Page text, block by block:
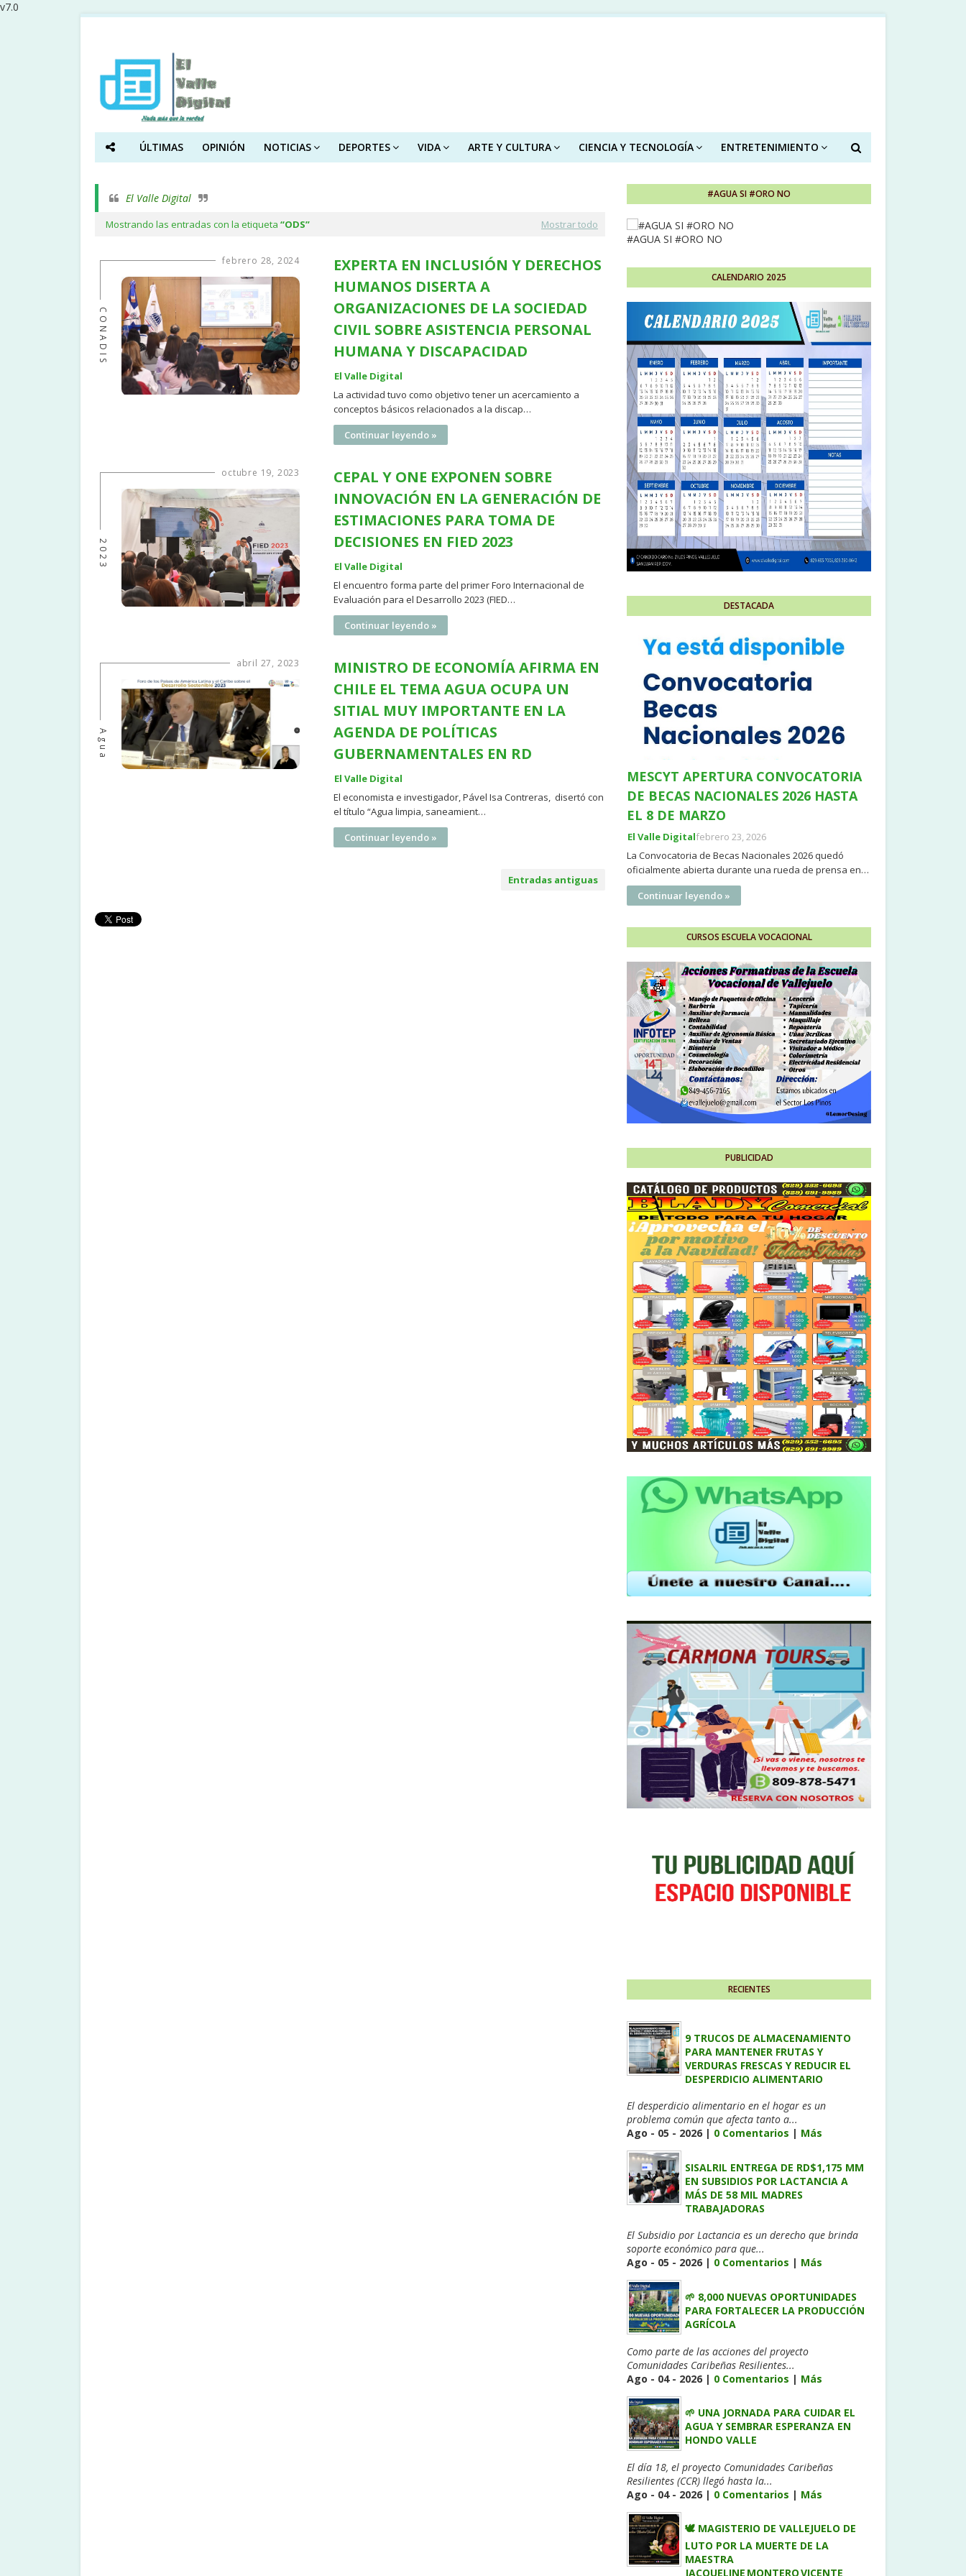
v7.0
ÚLTIMAS OPINIÓN NOTICIAS DEPORTES VIDA ARTE Y CULTURA CIENCIA Y TECNOLOGÍA ENTRETENIMIENTO
El Valle Digital
Mostrando las entradas con la etiqueta ODS Mostrar todo
febrero 28, 2024
CONADIS
EXPERTA EN INCLUSIÓN Y DERECHOS
HUMANOS DISERTA A
ORGANIZACIONES DE LA SOCIEDAD
CIVIL SOBRE ASISTENCIA PERSONAL
HUMANA Y DISCAPACIDAD
El Valle Digital
La actividad tuvo como objetivo tener un acercamiento a
conceptos básicos relacionados a la discap…
Continuar leyendo »
octubre 19, 2023
2023
CEPAL Y ONE EXPONEN SOBRE
INNOVACIÓN EN LA GENERACIÓN DE
ESTIMACIONES PARA TOMA DE
DECISIONES EN FIED 2023
El Valle Digital
El encuentro forma parte del primer Foro Internacional de
Evaluación para el Desarrollo 2023 (FIED…
Continuar leyendo »
abril 27, 2023
Agua
MINISTRO DE ECONOMÍA AFIRMA EN
CHILE EL TEMA AGUA OCUPA UN
SITIAL MUY IMPORTANTE EN LA
AGENDA DE POLÍTICAS
GUBERNAMENTALES EN RD
El Valle Digital
El economista e investigador, Pável Isa Contreras, disertó con
el título “Agua limpia, saneamient…
Continuar leyendo »
Entradas antiguas
#AGUA SI #ORO NO
#AGUA SI #ORO NO
CALENDARIO 2025
DESTACADA
MESCYT APERTURA CONVOCATORIA
DE BECAS NACIONALES 2026 HASTA
EL 8 DE MARZO
El Valle Digitalfebrero 23, 2026
La Convocatoria de Becas Nacionales 2026 quedó
oficialmente abierta durante una rueda de prensa en…
Continuar leyendo »
CURSOS ESCUELA VOCACIONAL
PUBLICIDAD
RECIENTES
9 TRUCOS DE ALMACENAMIENTO
PARA MANTENER FRUTAS Y
VERDURAS FRESCAS Y REDUCIR EL
DESPERDICIO ALIMENTARIO
El desperdicio alimentario en el hogar es un
problema común que afecta tanto a...
Ago - 05 - 2026 | 0 Comentarios | Más
SISALRIL ENTREGA DE RD$1,175 MM
EN SUBSIDIOS POR LACTANCIA A
MÁS DE 58 MIL MADRES
TRABAJADORAS
El Subsidio por Lactancia es un derecho que brinda
soporte económico para que...
Ago - 05 - 2026 | 0 Comentarios | Más
🌱 8,000 NUEVAS OPORTUNIDADES
PARA FORTALECER LA PRODUCCIÓN
AGRÍCOLA
Como parte de las acciones del proyecto
Comunidades Caribeñas Resilientes...
Ago - 04 - 2026 | 0 Comentarios | Más
🌱 UNA JORNADA PARA CUIDAR EL
AGUA Y SEMBRAR ESPERANZA EN
HONDO VALLE
El día 18, el proyecto Comunidades Caribeñas
Resilientes (CCR) llegó hasta la...
Ago - 04 - 2026 | 0 Comentarios | Más
🕊️ MAGISTERIO DE VALLEJUELO DE
LUTO POR LA MUERTE DE LA
MAESTRA
JACQUELINE MONTERO VICENTE